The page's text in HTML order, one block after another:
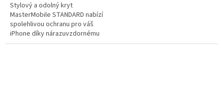
Stylový a odolný kryt
MasterMobile STANDARD nabízí
spolehlivou ochranu pro váš
iPhone díky nárazuvzdornému
měkkému plastu. Skvěle sedí,